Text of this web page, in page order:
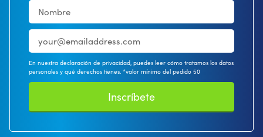
En nuestra declaración de privacidad, puedes leer cómo tratamos los datos
personales y qué derechos tienes. *valor mínimo del pedido 50
Inscríbete